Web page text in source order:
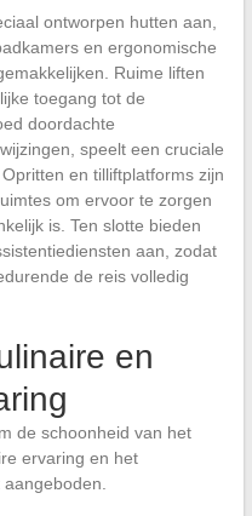
ontworpen hutten aan,
en ergonomische
Ruime liften
toegang tot de
doordachte
speelt een cruciale
en tilliftplatforms zijn
om ervoor te zorgen
is. Ten slotte bieden
aan, zodat
de reis volledig
en
de schoonheid van het
ervaring en het